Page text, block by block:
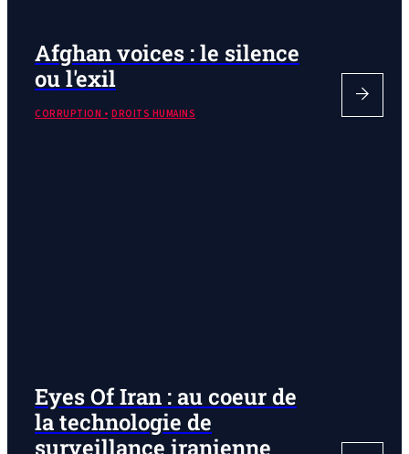
CORRUPTION DROITS HUMAINS
Afghan voices : le silence
ou l'exil
Eyes Of Iran : au coeur de
la technologie de
surveillance iranienne